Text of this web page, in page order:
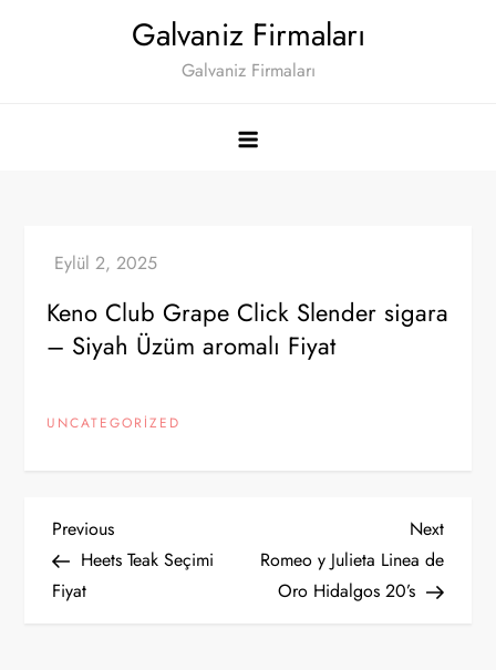
Galvaniz Firmaları
Galvaniz Firmaları
Keno Club Grape Click Slender sigara
– Siyah Üzüm aromalı Fiyat
UNCATEGORIZED
Y
a
Previous
Post
Previous
Heets Teak Seçimi
Fiyat
Next
Post
Next
Romeo y Julieta Linea de
Oro Hidalgos 20’s